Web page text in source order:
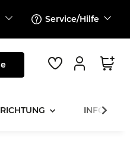
Service/Hilfe